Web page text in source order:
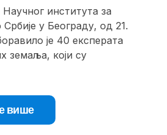
Научног института за
у Београду, од 21.
је 40 експерата
земаља, који су
више